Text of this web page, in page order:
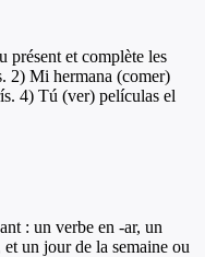
présent et complète les
2) Mi hermana (comer)
4) Tú (ver) películas el
: un verbe en -ar, un
un jour de la semaine ou